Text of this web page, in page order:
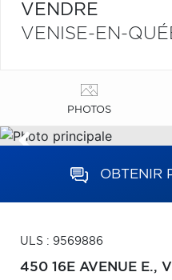
VENDRE
VENISE-EN-
PHOTOS
OBTENIR
ULS : 9569886
450 16E AVENUE E.,